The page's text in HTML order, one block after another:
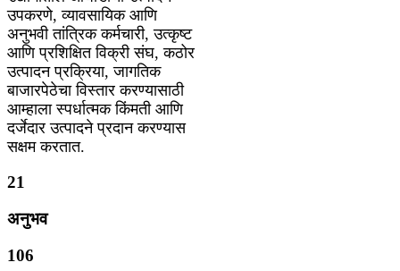
उपकरणे, व्यावसायिक आणि
अनुभवी तांत्रिक कर्मचारी, उत्कृष्ट
आणि प्रशिक्षित विक्री संघ, कठोर
उत्पादन प्रक्रिया, जागतिक
बाजारपेठेचा विस्तार करण्यासाठी
आम्हाला स्पर्धात्मक किंमती आणि
दर्जेदार उत्पादने प्रदान करण्यास
सक्षम करतात.
21
अनुभव
106